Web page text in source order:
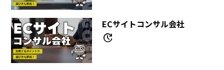
ECサイトコンサル会社
update